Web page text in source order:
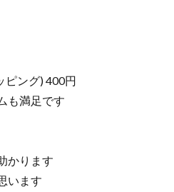
ピング) 400円
も満足です
かります
います